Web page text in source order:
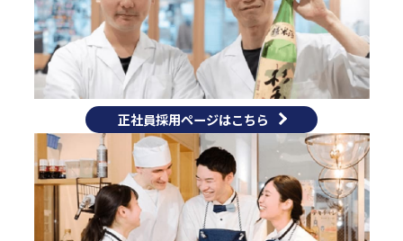
正社員採用ページはこちら